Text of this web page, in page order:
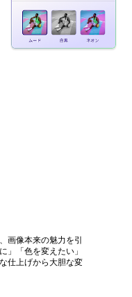
画像本来の魅力を引
」「色を変えたい」
仕上げから大胆な変